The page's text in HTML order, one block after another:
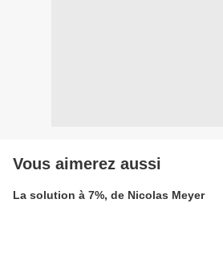
Vous aimerez aussi
La solution à 7%, de Nicolas Meyer